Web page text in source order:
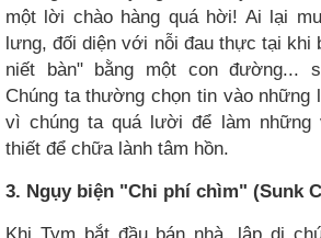
một lời chào hàng quá hời! Ai lại
lưng, đối diện với nỗi đau thực tại khi
niết bàn" bằng một con đường...
Chúng ta thường chọn tin vào những
vì chúng ta quá lười để làm
thiết để chữa lành tâm hồn.
3. Ngụy biện "Chi phí chìm" (Sunk